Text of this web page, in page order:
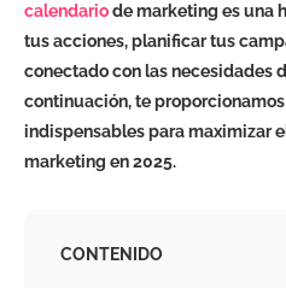
calendariode marketing es una
tus acciones, planificar tus
conectado con las necesidades
continuación, te
indispensables para maximizar
marketing en 2025.
CONTENIDO